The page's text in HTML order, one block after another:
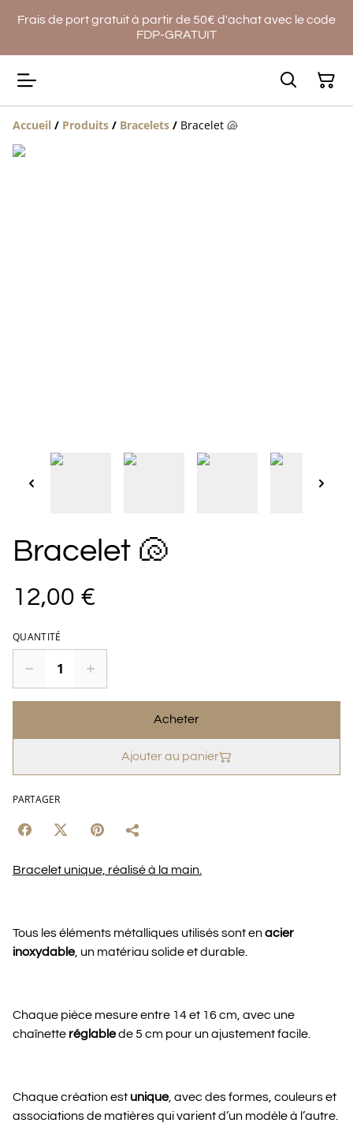
Frais de port gratuit à partir de 50€ d'achat avec le code
FDP-GRATUIT
Accueil / Produits / Bracelets / Bracelet 🐚
Bracelet 🐚
12,00 €
QUANTITÉ
Acheter
Ajouter au panier
PARTAGER
Bracelet unique, réalisé à la main.
Tous les éléments métalliques utilisés sont enacier
inoxydable, un matériau solide et durable.
Chaque pièce mesure entre 14 et 16 cm, avec une
chaînette réglablede 5 cm pour un ajustement facile.
Chaque création est unique, avec des formes, couleurs et
associations de matières qui varient d’un modèle à l’autre.